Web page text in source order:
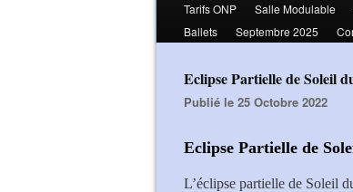
Tarifs ONP
Salle Modulable
Ballets
Septembre 2025
Eclipse Partielle de Soleil
Publié le 25 Octobre 2022
Eclipse Partielle de
L’éclipse partielle de Soleil